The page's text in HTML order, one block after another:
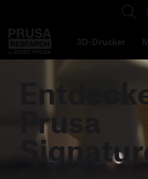
3D-Drucker
Prusa
Ein CoreXY-3D-Drucker,